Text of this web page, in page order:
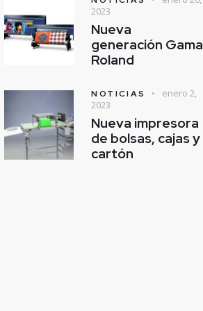
2023
Nueva
generación Gama
Roland
NOTICIAS
enero 2,
2023
Nueva impresora
de bolsas, cajas y
cartón